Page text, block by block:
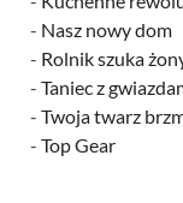
- Nasz nowy dom
- Rolnik szuka
- Taniec z
- Twoja twarz
- Top Gear